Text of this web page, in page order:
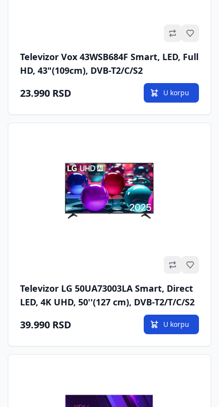
Televizor Vox 43WSB684F Smart, LED, Full
HD, 43"(109cm), DVB-T2/C/S2
23.990 RSD U korpu
Televizor LG 50UA73003LA Smart, Direct
LED, 4K UHD, 50''(127 cm), DVB-T2/T/C/S2
39.990 RSD U korpu